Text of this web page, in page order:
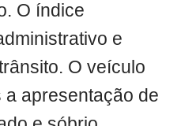
O índice
e
O veículo
apresentação de